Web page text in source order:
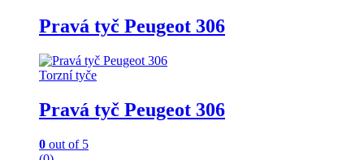
Pravá tyč Peugeot 306
Torzní tyče
Pravá tyč Peugeot 306
0 out of 5